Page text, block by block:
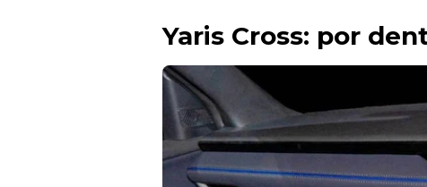
Yaris Cross: por